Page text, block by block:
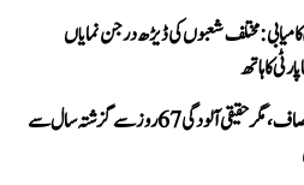
مختلف شعبوں کی ڈیڑھ درجن نمایاں
کا ہاتھ
دہلی کی ہوا بظاہر صاف، مگر حقیقی آلودگی 67 روز سے گزشتہ سال سے